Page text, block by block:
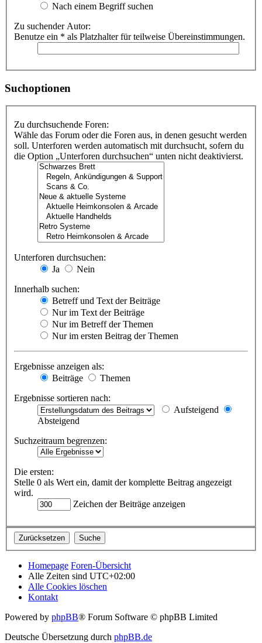
Nach einem Begriff suchen
Zu suchender Autor:
Benutze ein * als Platzhalter für teilweise Übereinstimmungen.
Suchoptionen
Zu durchsuchende Foren:
Wähle das Forum oder die Foren aus, in denen gesucht werden
soll. Unterforen werden automatisch mit durchsucht, sofern du
die Option „Unterforen durchsuchen“ unten nicht deaktivierst.
Unterforen durchsuchen:
Ja
Nein
Innerhalb suchen:
Betreff und Text der Beiträge
Nur im Text der Beiträge
Nur im Betreff der Themen
Nur im ersten Beitrag der Themen
Ergebnisse anzeigen als:
Beiträge
Themen
Ergebnisse sortieren nach:
Aufsteigend
Absteigend
Suchzeitraum begrenzen:
Die ersten:
Stelle 0 als Wert ein, damit der komplette Beitrag angezeigt
wird.
Zeichen der Beiträge anzeigen
Homepage Foren-Übersicht
Alle Zeiten sind UTC+02:00
Alle Cookies löschen
Kontakt
Powered by phpBB® Forum Software © phpBB Limited
Deutsche Übersetzung durch phpBB.de